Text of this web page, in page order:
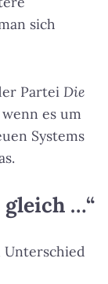
sich
Partei Die
es um
Systems
gleich …“
Unterschied